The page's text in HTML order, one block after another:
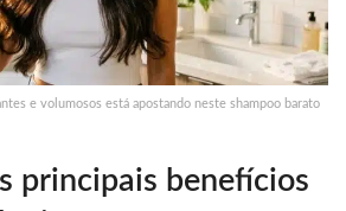
e volumosos está apostando neste shampoo barato
principais benefícios